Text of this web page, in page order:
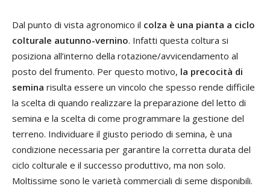
Dal punto di vista agronomico il colza è una pianta a ciclo
colturale autunno-vernino. Infatti questa coltura si
posiziona all’interno della rotazione/avvicendamento al
posto del frumento. Per questo motivo, la precocità di
semina risulta essere un vincolo che spesso rende difficile
la scelta di quando realizzare la preparazione del letto di
semina e la scelta di come programmare la gestione del
terreno. Individuare il giusto periodo di semina, è una
condizione necessaria per garantire la corretta durata del
ciclo colturale e il successo produttivo, ma non solo.
Moltissime sono le varietà commerciali di seme disponibili.